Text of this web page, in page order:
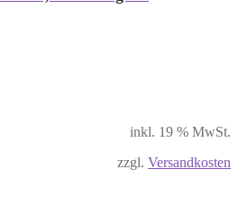
inkl. 19 % MwSt.
zzgl. Versandkosten